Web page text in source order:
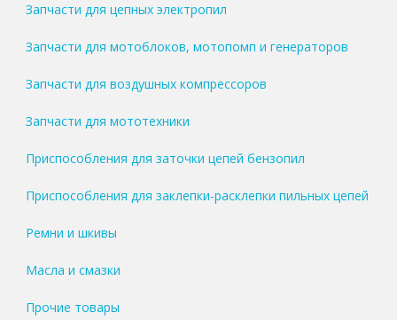
Запчасти для цепных электропил
Запчасти для мотоблоков, мотопомп и генераторов
Запчасти для воздушных компрессоров
Запчасти для мототехники
Приспособления для заточки цепей бензопил
Приспособления для заклепки-расклепки пильных цепей
Ремни и шкивы
Масла и смазки
Прочие товары